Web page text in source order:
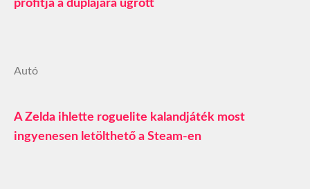
profitja a duplájára ugrott
Autó
A Zelda ihlette roguelite kalandjáték most
ingyenesen letölthető a Steam-en